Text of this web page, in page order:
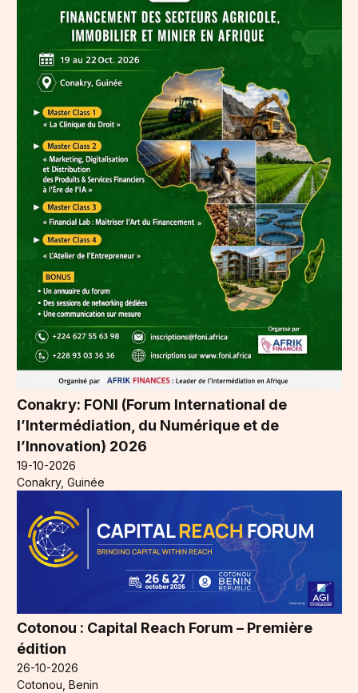
Conakry: FONI (Forum International de
l’Intermédiation, du Numérique et de
l’Innovation) 2026
19-10-2026
Conakry, Guinée
Cotonou : Capital Reach Forum – Première
édition
26-10-2026
Cotonou, Benin